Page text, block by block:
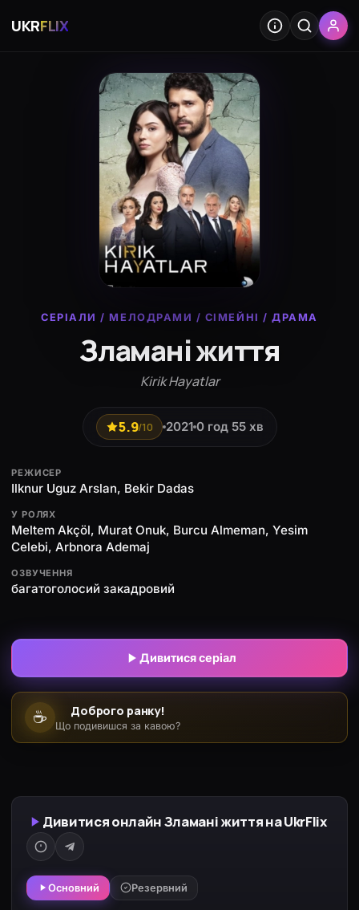
UKRFLIX
СЕРІАЛИ /МЕЛОДРАМИ / СІМЕЙНІ /ДРАМА
Зламані життя
Kirik Hayatlar
5.9/10 2021 0 год 55 хв
РЕЖИСЕР
Ilknur Uguz Arslan, Bekir Dadas
У РОЛЯХ
Meltem Akçöl, Murat Onuk, Burcu Almeman, Yesim
Celebi, Arbnora Ademaj
ОЗВУЧЕННЯ
багатоголосий закадровий
Дивитися серіал
☕ Доброго ранку!
Що подивишся за кавою?
Дивитися онлайн Зламані життя на UkrFlix
Основний Резервний